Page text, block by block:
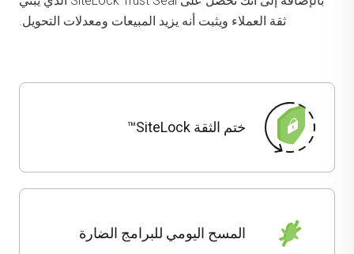
ثقة العملاء ويثبت أنه يزيد المبيعات ومعدلات التحويل.
ختم الثقة SiteLock™
المسح اليومي للبرامج الضارة